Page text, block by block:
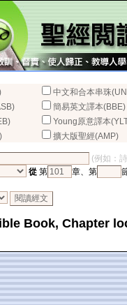
中文和合本串珠
簡易英文譯本(BBE)
Young原意譯本
擴大版聖經(AMP)
(例如：
從 第 章、第
Book, Chapter